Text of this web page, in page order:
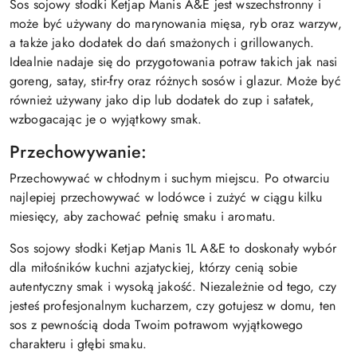
Sos sojowy słodki Ketjap Manis A&E jest wszechstronny i
może być używany do marynowania mięsa, ryb oraz warzyw,
a także jako dodatek do dań smażonych i grillowanych.
Idealnie nadaje się do przygotowania potraw takich jak nasi
goreng, satay, stir-fry oraz różnych sosów i glazur. Może być
również używany jako dip lub dodatek do zup i sałatek,
wzbogacając je o wyjątkowy smak.
Przechowywanie:
Przechowywać w chłodnym i suchym miejscu. Po otwarciu
najlepiej przechowywać w lodówce i zużyć w ciągu kilku
miesięcy, aby zachować pełnię smaku i aromatu.
Sos sojowy słodki Ketjap Manis 1L A&E to doskonały wybór
dla miłośników kuchni azjatyckiej, którzy cenią sobie
autentyczny smak i wysoką jakość. Niezależnie od tego, czy
jesteś profesjonalnym kucharzem, czy gotujesz w domu, ten
sos z pewnością doda Twoim potrawom wyjątkowego
charakteru i głębi smaku.